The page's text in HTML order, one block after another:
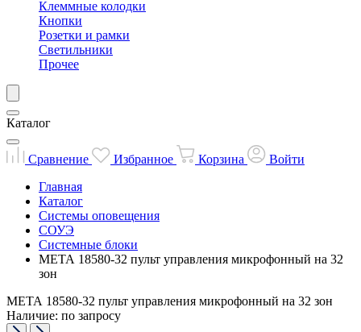
Клеммные колодки
Кнопки
Розетки и рамки
Светильники
Прочее
Каталог
Сравнение Избранное Корзина
Войти
Главная
Каталог
Системы оповещения
СОУЭ
Системные блоки
МЕТА 18580-32 пульт управления микрофонный на 32
зон
МЕТА 18580-32 пульт управления микрофонный на 32 зон
Наличие: по запросу